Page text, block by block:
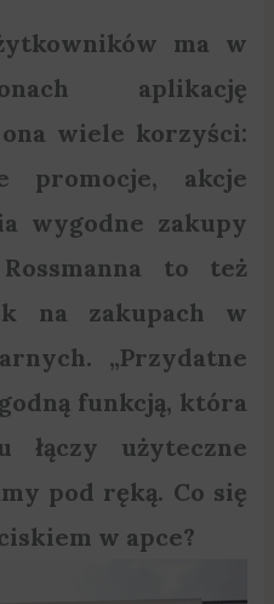
ma w
aplikację
ona wiele korzyści:
promocje, akcje
wygodne zakupy
to też
na zakupach w
„Przydatne
funkcją, która
łączy użyteczne
pod ręką. Co się
w apce?